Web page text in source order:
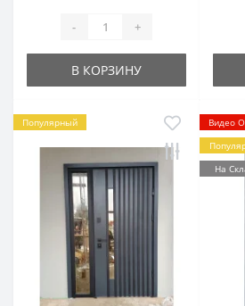
- +
В КОРЗИНУ
Популярный
Видео
На